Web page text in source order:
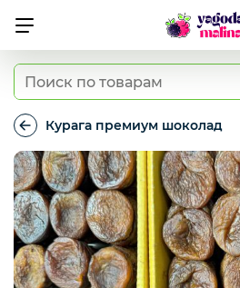
Ягода свежая
Овощи свежие
Авокадо, батат,
Курага премиум шоколад
Курага
премиум
шоколад